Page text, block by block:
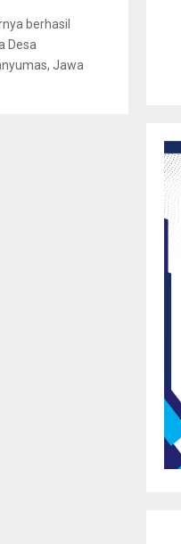
berhasil
Desa
Jawa